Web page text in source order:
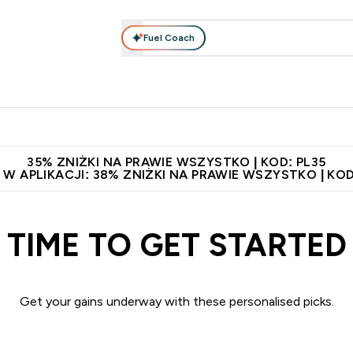
Fuel Coach
35% ZNIŻKI NA PRAWIE WSZYSTKO | KOD: PL35
W APLIKACJI: 38% ZNIŻKI NA PRAWIE WSZYSTKO |
TIME TO GET STARTED
Get your gains underway with these personalised picks.